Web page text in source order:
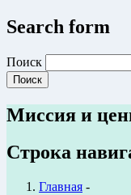
Search form
Поиск
Миссия и
Строка
Главная -